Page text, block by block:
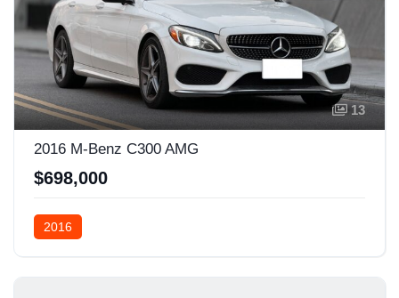
13
2016 M-Benz C300 AMG
$698,000
2016